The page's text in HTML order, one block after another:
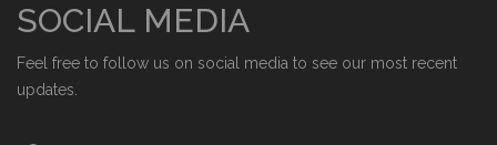
SOCIAL MEDIA
Feel free to follow us on social media to see our most recent
updates.